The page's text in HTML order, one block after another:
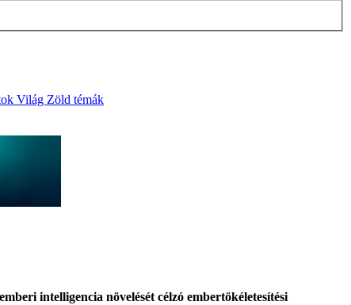
Világ Zöld témák
intelligencia növelését célzó embertökéletesítési